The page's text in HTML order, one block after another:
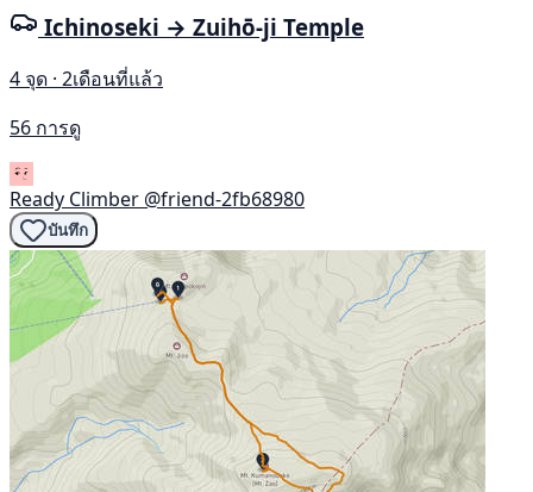
Ichinoseki → Zuihō-ji Temple
4 จุด · 2เดือนที่แล้ว
56 การดู
Ready Climber @friend-2fb68980
บันทึก